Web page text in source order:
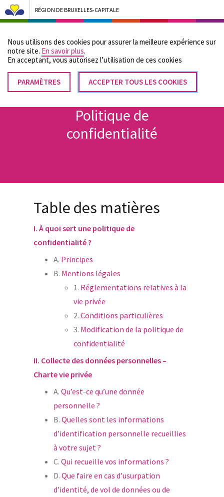
Nous utilisons des cookies pour assurer la meilleure expérience sur
notre site. En savoir plus.
En acceptant, vous autorisez lʼutilisation de ces cookies
PARAMÈTRES ACCEPTER TOUS LES COOKIES
RETIRER
LE
RÉGION DE BRUXELLES-CAPITALE
Bruxelles Pouvoirs Locaux - Aller à la page d'accueil
Menu
Fil
d'Ariane
Accueil Politique de confidentialité
Politique de
confidentialité
Table des matières
I. À quoi sert une politique de
confidentialité ?
A. Principes
B. Mentions légales
1. Réglementations relatives à la
vie privée
2. Conditions particulières
3. Modification de la politique de
confidentialité
II. Collecte des données personnelles –
Charte vie privée
A. Qu’est-ce qu’une donnée
personnelle ?
B. Quelles sont les informations
d’identification personnelle recueillies
à votre sujet ?
C. Qui recueille vos informations ?
D. Que faire en cas d’usurpation
d’identité, de vol de données ou de